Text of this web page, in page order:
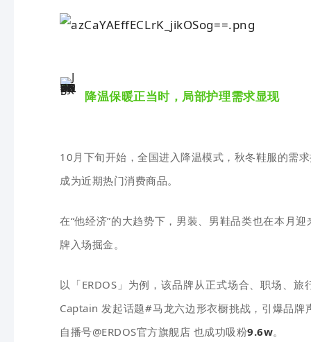
降温保暖正当时，局部护理需求显现
10月下旬开始，全国进入降温模式，秋冬鞋服的需
成为近期热门消费商品。
在“他经济”的大趋势下，男装、男鞋品类也在本月
牌入场掘金。
以「ERDOS」为例，该品牌从正式场合、职场、
Captain 发起话题#马龙六边形衣橱挑战，引爆品
自播号@ERDOS官方旗舰店 也成功吸粉9.6w。